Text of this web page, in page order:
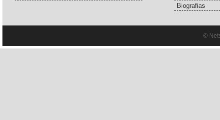
Biografias
©